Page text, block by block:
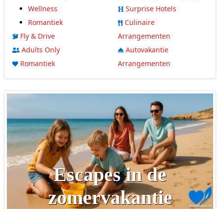
Wellness
Romantiek
Fly & Drive
Adults Only
Romantiek
Surprise Hotels
Culinaire
Arrangementen
Autovakantie
Arrangementen
Escapes in de
zomervakantie